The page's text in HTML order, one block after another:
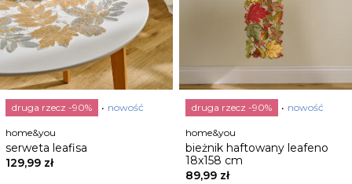
druga rzecz -90% nowość
home&you
serweta leafisa
129,99 zł
druga rzecz -90% nowość
home&you
bieżnik haftowany leafeno
18x158 cm
89,99 zł